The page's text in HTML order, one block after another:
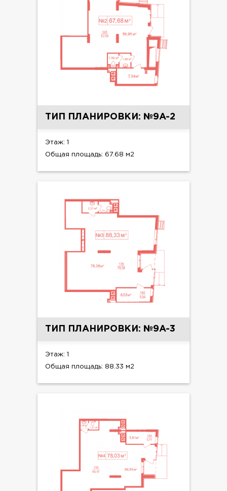
ТИП ПЛАНИРОВКИ: №9A-2
Этаж: 1
Общая площадь: 67.68 м2
ТИП ПЛАНИРОВКИ: №9A-3
Этаж: 1
Общая площадь: 88.33 м2